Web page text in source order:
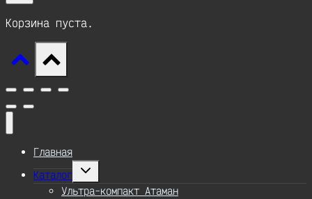
Корзина пуста.
Главная
Каталог
Переключить
меню
Ультра-компакт Атаман